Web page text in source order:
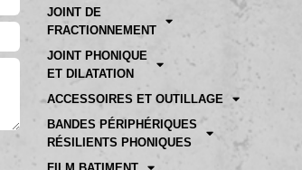
JOINT DE
FRACTIONNEMENT
JOINT PHONIQUE
ET DILATATION
ACCESSOIRES ET OUTILLAGE
BANDES PÉRIPHÉRIQUES
RÉSILIENTS PHONIQUES